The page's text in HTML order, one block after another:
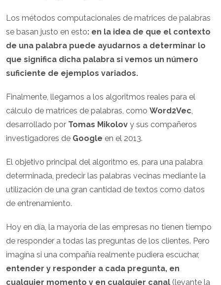
Los métodos computacionales de matrices de palabras
se basan justo en esto: en la idea de que el contexto
de una palabra puede ayudarnos a determinar lo
que significa dicha palabra si vemos un número
suficiente de ejemplos variados.
Finalmente, llegamos a los algoritmos reales para el
cálculo de matrices de palabras, como Word2Vec,
desarrollado por Tomas Mikolov y sus compañeros
investigadores de Google en el 2013.
El objetivo principal del algoritmo es, para una palabra
determinada, predecir las palabras vecinas mediante la
utilización de una gran cantidad de textos como datos
de entrenamiento.
Hoy en día, la mayoría de las empresas no tienen tiempo
de responder a todas las preguntas de los clientes. Pero
imagina si una compañía realmente pudiera escuchar,
entender y responder a cada pregunta, en
cualquier momento y en cualquier canal (levante la